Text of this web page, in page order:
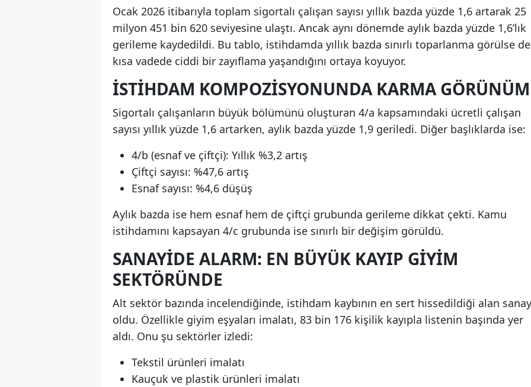
Ocak 2026 itibarıyla toplam sigortalı çalışan sayısı yıllık bazda yüzde 1,6 artarak 25
milyon 451 bin 620 seviyesine ulaştı. Ancak aynı dönemde aylık bazda yüzde 1,6’lık
gerileme kaydedildi. Bu tablo, istihdamda yıllık bazda sınırlı toparlanma görülse de
kısa vadede ciddi bir zayıflama yaşandığını ortaya koyuyor.
İSTIHDAM KOMPOZISYONUNDA KARMA GÖRÜNÜM
Sigortalı çalışanların büyük bölümünü oluşturan 4/a kapsamındaki ücretli çalışan
sayısı yıllık yüzde 1,6 artarken, aylık bazda yüzde 1,9 geriledi. Diğer başlıklarda ise:
4/b (esnaf ve çiftçi): Yıllık %3,2 artış
Çiftçi sayısı: %47,6 artış
Esnaf sayısı: %4,6 düşüş
Aylık bazda ise hem esnaf hem de çiftçi grubunda gerileme dikkat çekti. Kamu
istihdamını kapsayan 4/c grubunda ise sınırlı bir değişim görüldü.
SANAYIDE ALARM: EN BÜYÜK KAYIP GIYIM
SEKTÖRÜNDE
Alt sektör bazında incelendiğinde, istihdam kaybının en sert hissedildiği alan
oldu. Özellikle giyim eşyaları imalatı, 83 bin 176 kişilik kayıpla listenin başında yer
aldı. Onu şu sektörler izledi:
Tekstil ürünleri imalatı
Kauçuk ve plastik ürünleri imalatı